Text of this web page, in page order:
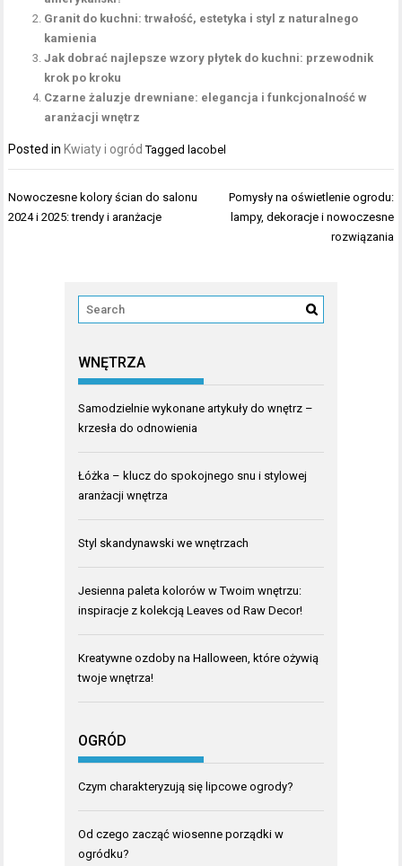
Granit do kuchni: trwałość, estetyka i styl z naturalnego
kamienia
Jak dobrać najlepsze wzory płytek do kuchni: przewodnik
krok po kroku
Czarne żaluzje drewniane: elegancja i funkcjonalność w
aranżacji wnętrz
Posted in Kwiaty i ogród Tagged lacobel
Nawigacja
wpisu
Nowoczesne kolory ścian do salonu
2024 i 2025: trendy i aranżacje
Pomysły na oświetlenie ogrodu:
lampy, dekoracje i nowoczesne
rozwiązania
WNĘTRZA
Samodzielnie wykonane artykuły do wnętrz –
krzesła do odnowienia
Łóżka – klucz do spokojnego snu i stylowej
aranżacji wnętrza
Styl skandynawski we wnętrzach
Jesienna paleta kolorów w Twoim wnętrzu:
inspiracje z kolekcją Leaves od Raw Decor!
Kreatywne ozdoby na Halloween, które ożywią
twoje wnętrza!
OGRÓD
Czym charakteryzują się lipcowe ogrody?
Od czego zacząć wiosenne porządki w
ogródku?